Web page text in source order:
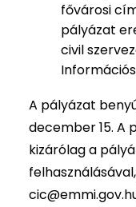
fővárosi
pályázat
civil
A pályázat
december 15. A
kizárólag a